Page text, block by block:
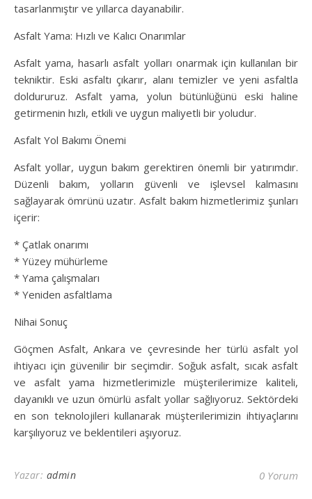
tasarlanmıştır ve yıllarca dayanabilir.
Asfalt Yama: Hızlı ve Kalıcı Onarımlar
Asfalt yama, hasarlı asfalt yolları onarmak için kullanılan bir
tekniktir. Eski asfaltı çıkarır, alanı temizler ve yeni asfaltla
doldururuz. Asfalt yama, yolun bütünlüğünü eski haline
getirmenin hızlı, etkili ve uygun maliyetli bir yoludur.
Asfalt Yol Bakımı Önemi
Asfalt yollar, uygun bakım gerektiren önemli bir yatırımdır.
Düzenli bakım, yolların güvenli ve işlevsel kalmasını
sağlayarak ömrünü uzatır. Asfalt bakım hizmetlerimiz şunları
içerir:
* Çatlak onarımı
* Yüzey mühürleme
* Yama çalışmaları
* Yeniden asfaltlama
Nihai Sonuç
Göçmen Asfalt, Ankara ve çevresinde her türlü asfalt yol
ihtiyacı için güvenilir bir seçimdir. Soğuk asfalt, sıcak asfalt
ve asfalt yama hizmetlerimizle müşterilerimize kaliteli,
dayanıklı ve uzun ömürlü asfalt yollar sağlıyoruz. Sektördeki
en son teknolojileri kullanarak müşterilerimizin ihtiyaçlarını
karşılıyoruz ve beklentileri aşıyoruz.
Yazar: admin 0 Yorum